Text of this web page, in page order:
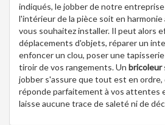
indiqués, le jobber de notre
l'intérieur de la pièce soit en harmonie
vous souhaitez installer. Il peut alors
déplacements d'objets, réparer un
enfoncer un clou, poser une
tiroir de vos rangements. Un bricoleur
jobber s'assure que tout est en
réponde parfaitement à vos attentes
laisse aucune trace de saleté ni de